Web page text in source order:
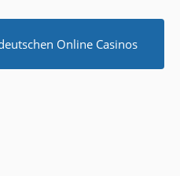
Online Casinos